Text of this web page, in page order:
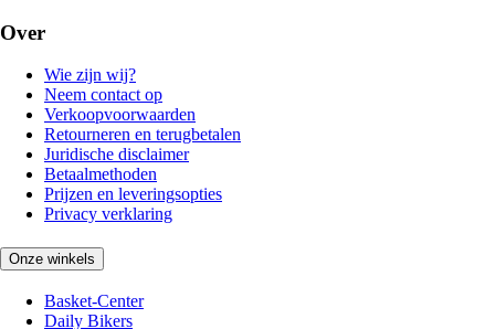
Over
Wie zijn wij?
Neem contact op
Verkoopvoorwaarden
Retourneren en terugbetalen
Juridische disclaimer
Betaalmethoden
Prijzen en leveringsopties
Privacy verklaring
Onze winkels
Basket-Center
Daily Bikers